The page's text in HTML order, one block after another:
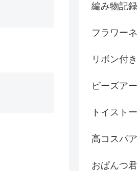
編み物記録
フラワー
リボン付
ビーズア
トイスト
高コスパ
おぱんつ君